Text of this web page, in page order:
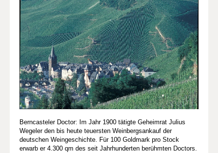
Berncasteler Doctor: Im Jahr 1900 tätigte Geheimrat Julius
Wegeler den bis heute teuersten Weinbergsankauf der
deutschen Weingeschichte. Für 100 Goldmark pro Stock
erwarb er 4.300 qm des seit Jahrhunderten berühmten Doctors.